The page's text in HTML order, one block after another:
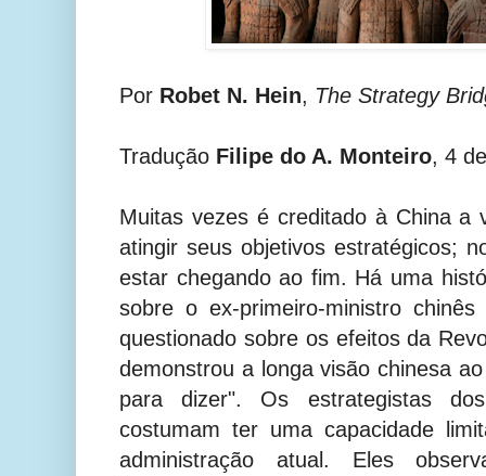
Por Robet N. Hein, The Strategy
Tradução Filipe do A. Monteiro, 4
Muitas vezes é creditado à China a
atingir seus objetivos estratégicos;
estar chegando ao fim. Há uma
sobre o ex-primeiro-ministro
questionado sobre os efeitos da
demonstrou a longa visão chinesa
para dizer". Os estrategistas
costumam ter uma capacidade
administração atual. Eles